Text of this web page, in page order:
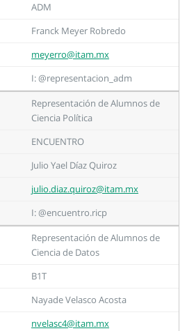
ADM
Franck Meyer Robredo
meyerro@itam.mx
I: @representacion_adm
Representación de Alumnos de
Ciencia Política
ENCUENTRO
Julio Yael Díaz Quiroz
julio.diaz.quiroz@itam.mx
I: @encuentro.ricp
Representación de Alumnos de
Ciencia de Datos
B1T
Nayade Velasco Acosta
nvelasc4@itam.mx